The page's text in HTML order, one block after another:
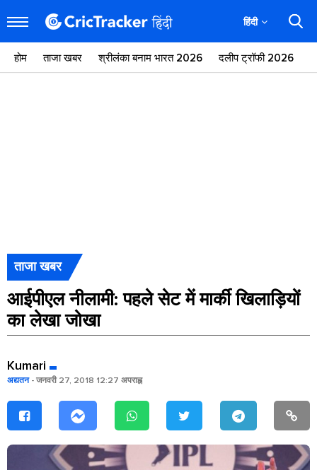
हिंदी
होम ताजा खबर श्रीलंका बनाम भारत 2026 दलीप ट्रॉफी 2026
ताजा खबर
आईपीएल नीलामी: पहले सेट में मार्की खिलाड़ियों
का लेखा जोखा
Kumari
अद्यतन- जनवरी 27, 2018 12:27 अपराह्न